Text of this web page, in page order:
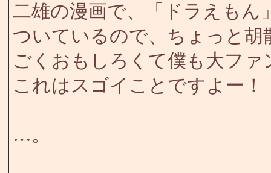
二雄の漫画で、「ドラえもん
ついているので、ちょっと
ごくおもしろくて僕も大フ
これはスゴイことですよー！
…。